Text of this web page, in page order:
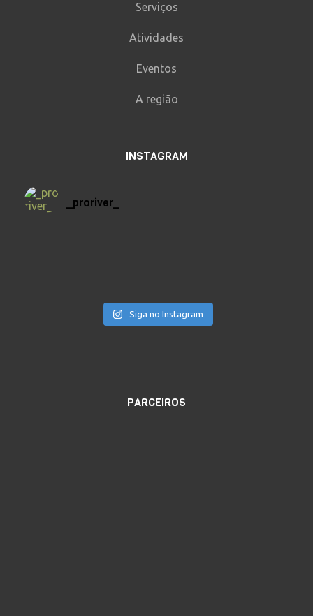
Serviços
Atividades
Eventos
A região
INSTAGRAM
_proriver_
Siga no Instagram
PARCEIROS